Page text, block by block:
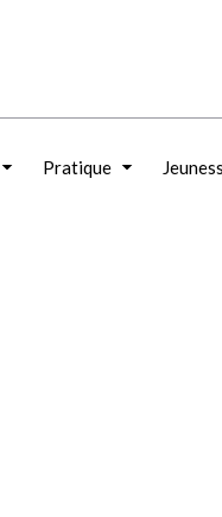
Pratique